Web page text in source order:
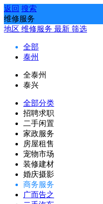
返回 搜索
维修服务
地区 维修服务 最新 筛选
全部
泰州
全泰州
泰兴
全部分类
招聘求职
二手闲置
家政服务
房屋租售
宠物市场
装修建材
婚庆摄影
商务服务
广而告之